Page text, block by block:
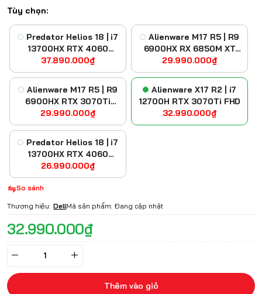
Tùy chọn:
Predator Helios 18 | i7
13700HX RTX 4060
FHD+
37.890.000₫
Alienware M17 R5 | R9
6900HX RX 6850M XT
FHD
29.990.000₫
Alienware M17 R5 | R9
6900HX RTX 3070Ti
FHD
29.990.000₫
Alienware X17 R2 | i7
12700H RTX 3070Ti FHD
32.990.000₫
Predator Helios 18 | i7
13700HX RTX 4060
FHD+
26.990.000₫
So sánh
Thương hiệu: DellMã sản phẩm: Đang cập nhật
32.990.000₫
Thêm vào giỏ